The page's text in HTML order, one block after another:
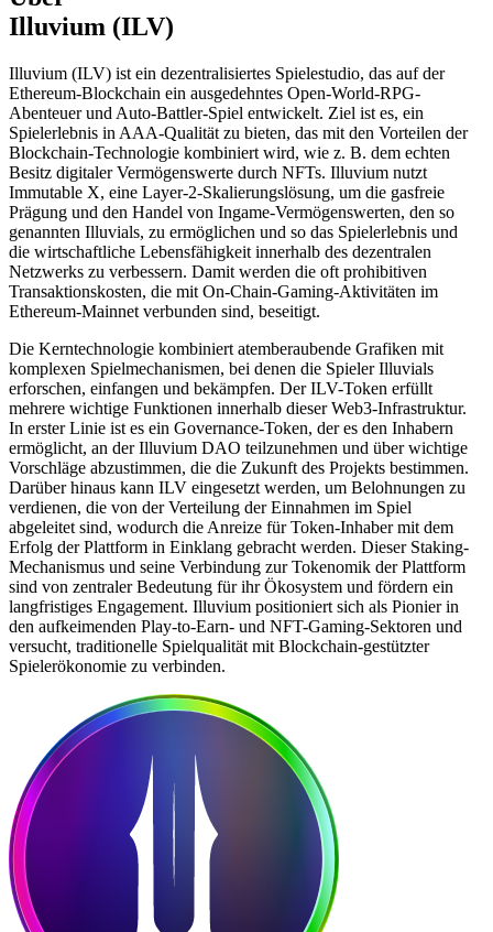
Illuvium (ILV)
Illuvium (ILV) ist ein dezentralisiertes Spielestudio, das auf der
Ethereum-Blockchain ein ausgedehntes Open-World-RPG-
Abenteuer und Auto-Battler-Spiel entwickelt. Ziel ist es, ein
Spielerlebnis in AAA-Qualität zu bieten, das mit den Vorteilen der
Blockchain-Technologie kombiniert wird, wie z. B. dem echten
Besitz digitaler Vermögenswerte durch NFTs. Illuvium nutzt
Immutable X, eine Layer-2-Skalierungslösung, um die gasfreie
Prägung und den Handel von Ingame-Vermögenswerten, den so
genannten Illuvials, zu ermöglichen und so das Spielerlebnis und
die wirtschaftliche Lebensfähigkeit innerhalb des dezentralen
Netzwerks zu verbessern. Damit werden die oft prohibitiven
Transaktionskosten, die mit On-Chain-Gaming-Aktivitäten im
Ethereum-Mainnet verbunden sind, beseitigt.
Die Kerntechnologie kombiniert atemberaubende Grafiken mit
komplexen Spielmechanismen, bei denen die Spieler Illuvials
erforschen, einfangen und bekämpfen. Der ILV-Token erfüllt
mehrere wichtige Funktionen innerhalb dieser Web3-Infrastruktur.
In erster Linie ist es ein Governance-Token, der es den Inhabern
ermöglicht, an der Illuvium DAO teilzunehmen und über wichtige
Vorschläge abzustimmen, die die Zukunft des Projekts bestimmen.
Darüber hinaus kann ILV eingesetzt werden, um Belohnungen zu
verdienen, die von der Verteilung der Einnahmen im Spiel
abgeleitet sind, wodurch die Anreize für Token-Inhaber mit dem
Erfolg der Plattform in Einklang gebracht werden. Dieser Staking-
Mechanismus und seine Verbindung zur Tokenomik der Plattform
sind von zentraler Bedeutung für ihr Ökosystem und fördern ein
langfristiges Engagement. Illuvium positioniert sich als Pionier in
den aufkeimenden Play-to-Earn- und NFT-Gaming-Sektoren und
versucht, traditionelle Spielqualität mit Blockchain-gestützter
Spielerökonomie zu verbinden.